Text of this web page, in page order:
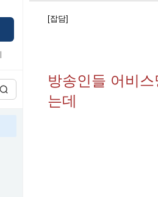
[잡담]
방송인들 어비
는데